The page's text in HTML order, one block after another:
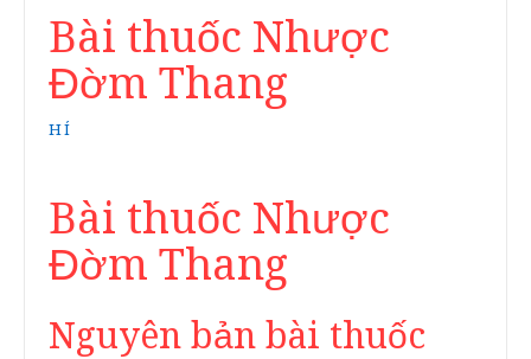
Bài thuốc Nhược
Đờm Thang
HÍ
Bài thuốc Nhược
Đờm Thang
Nguyên bản bài thuốc